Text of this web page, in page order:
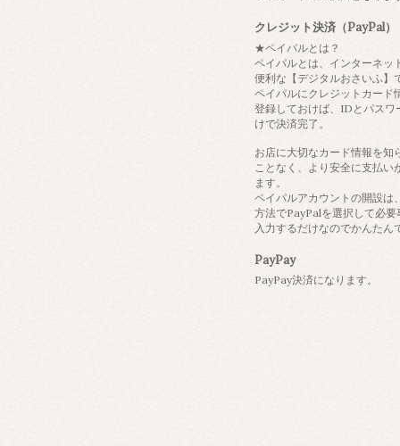
クレジット決済（PayPal）
★ペイパルとは？
ペイパルとは、インターネッ
便利な【デジタルおさいふ】
ペイパルにクレジットカード
登録しておけば、IDとパスワ
けで決済完了。
お店に大切なカード情報を知
ことなく、より安全に支払い
ます。
ペイパルアカウントの開設は
方法でPayPalを選択して必要
入力するだけなのでかんたん
PayPay
PayPay決済になります。